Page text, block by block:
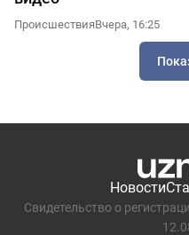
ПроисшествияВчера, 16:25
Новости
Свидетельство о